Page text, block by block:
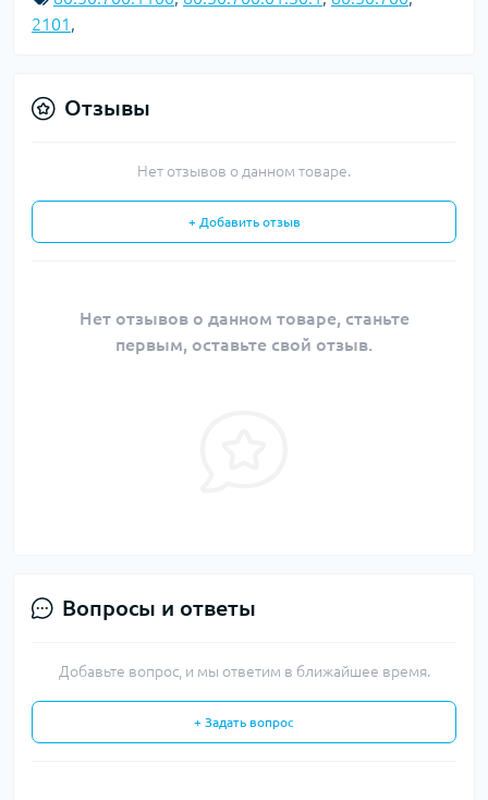
2101 ,
Отзывы
Нет отзывов о данном товаре.
+ Добавить отзыв
Нет отзывов о данном товаре, станьте
первым, оставьте свой отзыв.
Вопросы и ответы
Добавьте вопрос, и мы ответим в ближайшее время.
+ Задать вопрос